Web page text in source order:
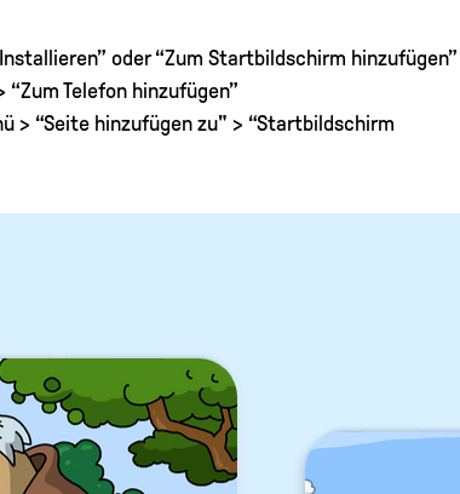
oder “Zum Startbildschirm hinzufügen”
Telefon hinzufügen”
> “Seite hinzufügen zu" > “Startbildschirm